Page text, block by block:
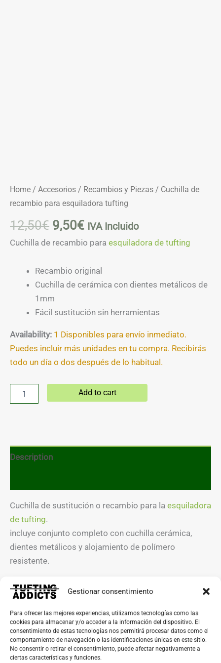
Gestionar consentimiento
Para ofrecer las mejores experiencias, utilizamos tecnologías como las
cookies para almacenar y/o acceder a la información del dispositivo. El
consentimiento de estas tecnologías nos permitirá procesar datos como el
comportamiento de navegación o las identificaciones únicas en este sitio.
No consentir o retirar el consentimiento, puede afectar negativamente a
ciertas características y funciones.
Home / Accesorios / Recambios y Piezas / Cuchilla de
recambio para esquiladora tufting
12,50€ 9,50€ IVA Incluido
Cuchilla de recambio para esquiladora de tufting
Recambio original
Cuchilla de cerámica con dientes metálicos de
1mm
Fácil sustitución sin herramientas
Availability: 1 Disponibles para envío inmediato.
Puedes incluir más unidades en tu compra. Recibirás
todo un día o dos después de lo habitual.
Add to cart
Description
Cuchilla de sustitución o recambio para la esquiladora
de tufting.
incluye conjunto completo con cuchilla cerámica,
dientes metálicos y alojamiento de polímero
resistente.
Fácil de cambiar, quitar la anterior tirando y poner
esta hasta hacer “click”
Las cuchillas de cerámica no se pueden afilar debido
al material, por eso recomendamos que si nota que
su esquiladora no corta como al principio , cámbiala y